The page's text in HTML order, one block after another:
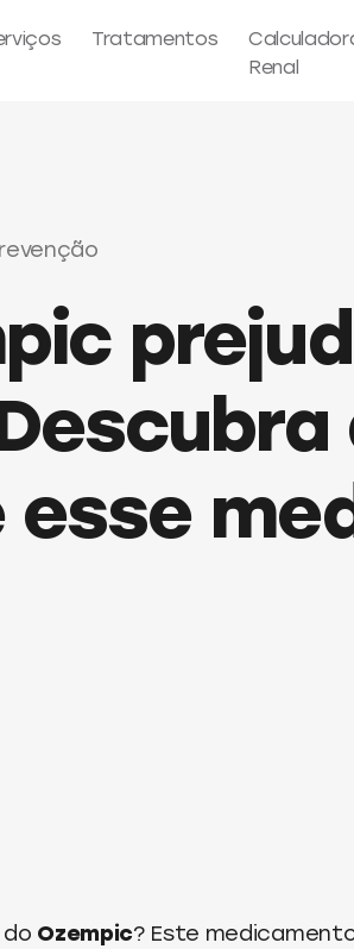
Tratamentos
Renal
esse
Ozempic? Este